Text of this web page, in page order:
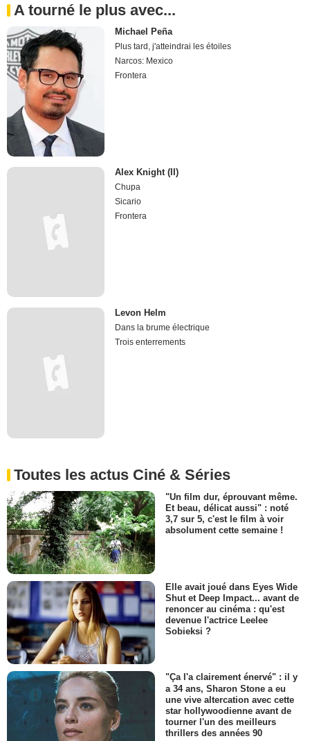
A tourné le plus avec...
Michael Peña
Plus tard, j'atteindrai les étoiles
Narcos: Mexico
Frontera
Alex Knight (II)
Chupa
Sicario
Frontera
Levon Helm
Dans la brume électrique
Trois enterrements
Toutes les actus Ciné & Séries
"Un film dur, éprouvant même.
Et beau, délicat aussi" : noté
3,7 sur 5, c'est le film à voir
absolument cette semaine !
Elle avait joué dans Eyes Wide
Shut et Deep Impact... avant de
renoncer au cinéma : qu'est
devenue l'actrice Leelee
Sobieksi ?
"Ça l'a clairement énervé" : il y
a 34 ans, Sharon Stone a eu
une vive altercation avec cette
star hollywoodienne avant de
tourner l'un des meilleurs
thrillers des années 90